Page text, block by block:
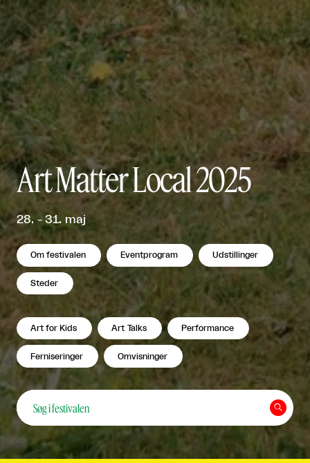
Art Matter Local 2025
28. - 31. maj
Om festivalen Eventprogram Udstillinger
Steder
Art for Kids Art Talks Performance
Ferniseringer Omvisninger

Udstillinger Art Matter Local
2025 - Guldborgsund
Local 2025